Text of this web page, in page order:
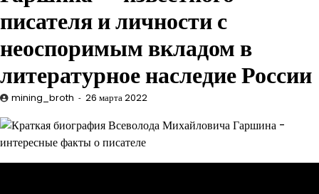
писателя и личности с
неоспоримым вкладом в
литературное наследие России
mining_broth 26 марта 2022